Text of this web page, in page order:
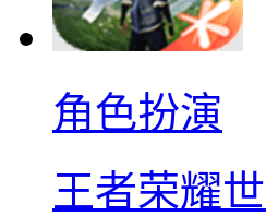
角色扮演
王者荣耀